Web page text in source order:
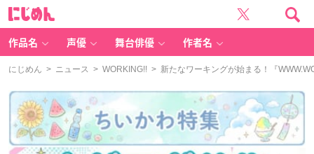
作品名 声優 舞台俳優 作者名
にじめん > ニュース > WORKING!! > 新たなワーキングが始まる！『